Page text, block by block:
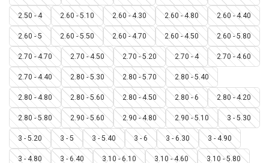
2.50 - 4 2.60 - 5.10 2.60 - 4.30 2.60 - 4.80 2.60 - 4.40
2.60 - 5 2.60 - 5.50 2.60 - 4.70 2.60 - 4.50 2.60 - 5.80
2.70 - 4.70 2.70 - 4.50 2.70 - 5.20 2.70 - 4 2.70 - 4.60
2.70 - 4.40 2.80 - 5.30 2.80 - 5.70 2.80 - 5.40
2.80 - 4.80 2.80 - 5.60 2.80 - 4.50 2.80 - 6 2.80 - 4.20
2.80 - 5.80 2.90 - 5.60 2.90 - 4.80 2.90 - 5.10 3 - 5.30
3 - 5.20 3 - 5 3 - 5.40 3 - 6 3 - 6.30 3 - 4.90
3 - 4.80 3 - 6.40 3.10 - 6.10 3.10 - 4.60 3.10 - 5.80